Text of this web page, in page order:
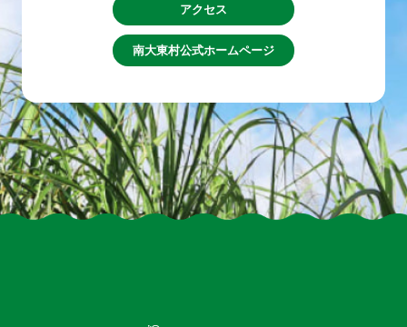
アクセス
南大東村公式ホームページ